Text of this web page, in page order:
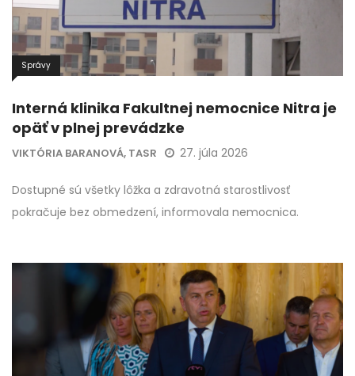
Správy
Interná klinika Fakultnej nemocnice Nitra je
opäť v plnej prevádzke
VIKTÓRIA BARANOVÁ, TASR 27. júla 2026
Dostupné sú všetky lôžka a zdravotná starostlivosť
pokračuje bez obmedzení, informovala nemocnica.